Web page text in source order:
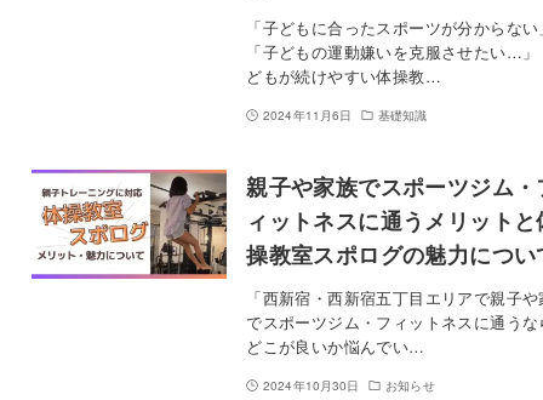
「子どもに合ったスポーツが分からない
「子どもの運動嫌いを克服させたい…」
どもが続けやすい体操教…
2024年11月6日 基礎知識
親子や家族でスポーツジム・
ィットネスに通うメリットと
操教室スポログの魅力につい
「西新宿・西新宿五丁目エリアで親子
でスポーツジム・フィットネスに通うな
どこが良いか悩んでい…
2024年10月30日 お知らせ